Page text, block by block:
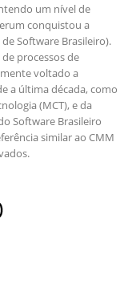
um nível de
conquistou a
Software Brasileiro).
processos de
voltado a
a última década, como
(MCT), e da
Software Brasileiro
similar ao CMM